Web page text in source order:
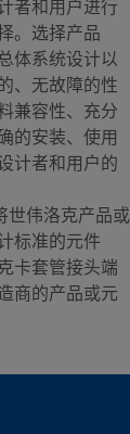
。选择产品
体系统设计以
、无故障的性
兼容性、充分
的安装、使用
计者和用户的
世伟洛克产品或
标准的元件
卡套管接头端
商的产品或元